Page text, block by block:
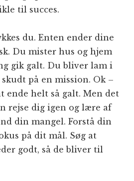
til succes.
du. Enten ender dine
Du mister hus og hjem
gik galt. Du bliver lam i
på en mission. Ok –
ende helt så galt. Men det
rejse dig igen og lære af
din mangel. Forstå din
på dit mål. Søg at
godt, så de bliver til